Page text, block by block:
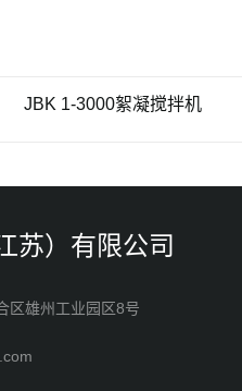
1-3000絮凝搅拌机
苏）有限公司
区雄州工业园区8号